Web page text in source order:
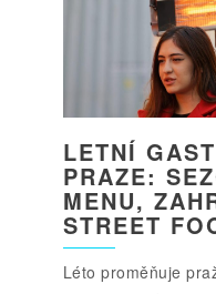
LETNÍ
PRAZE:
MENU,
STREET
Léto proměňuje